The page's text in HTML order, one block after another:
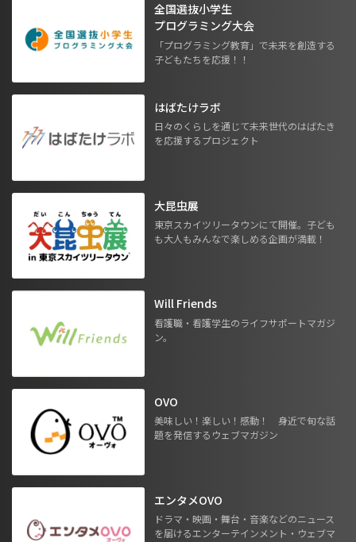
全国選抜小学生
プログラミング大会
「プログラミング教育」で未来を創造する
子どもたちを応援！！
はばたけラボ
日々のくらしを通じて未来世代のはばたき
を応援するプロジェクト
大昆虫展
東京スカイツリータウンにて開催。子ども
も大人もみんなで楽しめる企画が満載！
Will Friends
看護職・看護学生のライフサポートマガジ
ン。
OVO
美味しい！楽しい！感動！ 身近で旬な話
題を発信するウェブマガジン
エンタメOVO
ドラマ・映画・舞台・音楽などのニュース
を届けるエンターテインメント・ウェブマ